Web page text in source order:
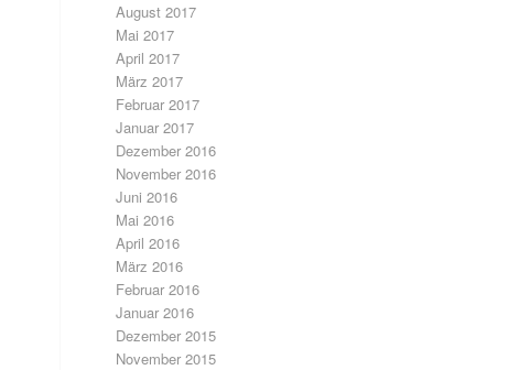
August 2017
Mai 2017
April 2017
März 2017
Februar 2017
Januar 2017
Dezember 2016
November 2016
Juni 2016
Mai 2016
April 2016
März 2016
Februar 2016
Januar 2016
Dezember 2015
November 2015